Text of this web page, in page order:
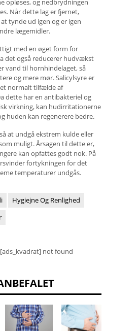
opløses, og nedbrydningen
Når dette lag er fjernet,
tynde ud igen og er igen
lægemidler.
med en øget form for
det også reducerer hudvækst
vand til hornhindelaget, så
og mere mør. Salicylsyre er
normalt tilfælde af
dette har en antibakteriel og
virkning, kan hudirritationerne
huden kan regenerere bedre.
at undgå ekstrem kulde eller
muligt. Årsagen til dette er,
kan opfattes godt nok. På
fortykningen for det
temperaturer undgås.
Hygiejne Og Renlighed
not found